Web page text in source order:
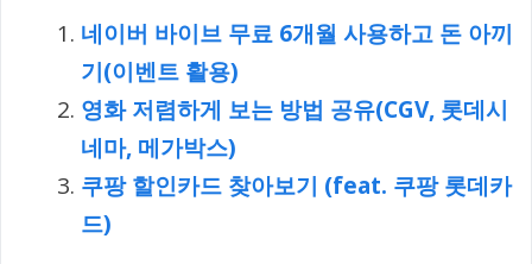
네이버 바이브 무료 6개월 사용하고 돈 아끼
기(이벤트 활용)
영화 저렴하게 보는 방법 공유(CGV, 롯데시
네마, 메가박스)
쿠팡 할인카드 찾아보기 (feat. 쿠팡 롯데카
드)